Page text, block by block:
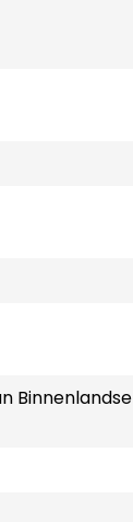
Binnenlandse